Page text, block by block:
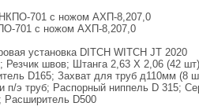
НКПО-701 с ножом АХП-8,207,0
701 с ножом АХП-8,207,0
установка DITCH WITCH JT 2020
швов; Штанга 2,63 Х 2,06 (42
D165; Захват для труб д110мм (8
э труб; Распорный ниппель D 315;
D500